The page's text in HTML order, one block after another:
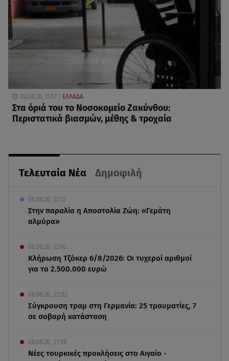
Τελευταία Νέα Δημοφιλή
06.08.26 , 22:12
Στην παραλία η Αποστολία Ζώη: «Γεμάτη
αλμύρα»
06.08.26 , 22:10
Κλήρωση Τζόκερ 6/8/2026: Οι τυχεροί αριθμοί
για τα 2.500.000 ευρώ
06.08.26 , 22:02
Σύγκρουση τραμ στη Γερμανία: 25 τραυματίες, 7
σε σοβαρή κατάσταση
06.08.26 , 21:59
Νέες τουρκικές προκλήσεις στο Αιγαίο -
06.08.26, 15:57 ΕΛΛΑΔΑ
Στα όριά του το Νοσοκομείο Ζακύνθου:
Περιστατικά βιασμών, μέθης & τροχαία